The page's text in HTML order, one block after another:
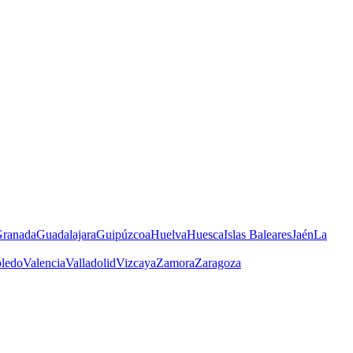
GuadalajaraGuipúzcoaHuelvaHuescaIslas BalearesJaénLa
ValenciaValladolidVizcayaZamoraZaragoza